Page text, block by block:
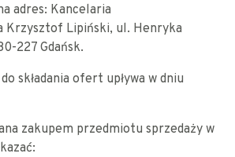
adres: Kancelaria
Krzysztof Lipiński, ul. Henryka
227 Gdańsk.
składania ofert upływa w dniu
zakupem przedmiotu sprzedaży w